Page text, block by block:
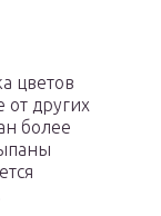
цветов
от других
более